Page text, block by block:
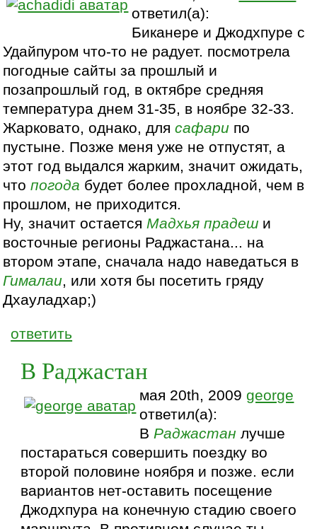
ответил(а):
Биканере и Джодхпуре с
Удайпуром что-то не радует. посмотрела
погодные сайты за прошлый и
позапрошлый год, в октябре средняя
температура днем 31-35, в ноябре 32-33.
Жарковато, однако, длясафари по
пустыне. Позже меня уже не отпустят, а
этот год выдался жарким, значит ожидать,
чтопогода будет более прохладной, чем в
прошлом, не приходится.
Ну, значит остаетсяМадхья прадеш и
восточные регионы Раджастана... на
втором этапе, сначала надо наведаться в
Гималаи, или хотя бы посетить гряду
Дхауладхар;)
ответить
В Раджастан
мая 20th, 2009george
ответил(а):
ВРаджастан лучше
постараться совершить поездку во
второй половине ноября и позже. если
вариантов нет-оставить посещение
Джодхпура на конечную стадию своего